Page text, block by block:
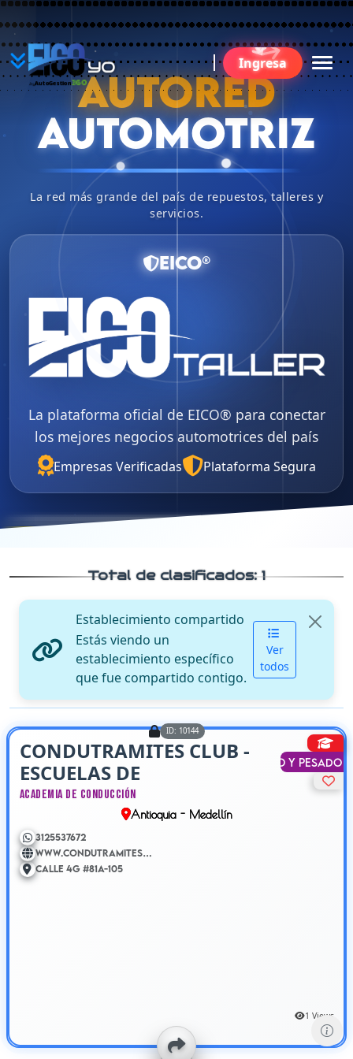
YO
B
AutoGestion 360
Ingresa
AUTORED
AUTOMOTRIZ
La red más grande del país de repuestos, talleres y
servicios.
EICO®
La plataforma oficial de EICO® para conectar
los mejores negocios automotrices del país
Empresas Verificadas Plataforma Segura
Total de clasificados:1
Establecimiento compartido
Estás viendo un
establecimiento específico
que fue compartido contigo.
Ver
todos
ID: 10144
Liviano y Pesado
CONDUTRAMITES CLUB -
ESCUELAS DE
CONDUCCION
Academia de Conducción
Antioquia - Medellín
3125537672
www.condutramitesclub.com.co
Calle 4G #81A-105
1 Views